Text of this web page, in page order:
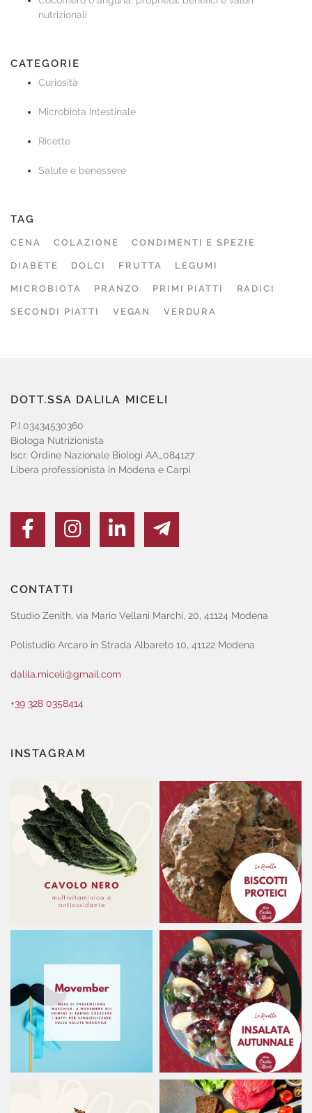
nutrizionali
CATEGORIE
Curiosità
Microbiota Intestinale
Ricette
Salute e benessere
TAG
CENA COLAZIONE CONDIMENTI E SPEZIE
DIABETE DOLCI FRUTTA LEGUMI
MICROBIOTA PRANZO PRIMI PIATTI RADICI
SECONDI PIATTI VEGAN VERDURA
DOTT.SSA DALILA MICELI
P.I 03434530360
Biologa Nutrizionista
Iscr. Ordine Nazionale Biologi AA_084127
Libera professionista in Modena e Carpi
CONTATTI
Studio Zenith, via Mario Vellani Marchi, 20, 41124 Modena
Polistudio Arcaro in Strada Albareto 10, 41122 Modena
dalila.miceli@gmail.com
+39 328 0358414
INSTAGRAM